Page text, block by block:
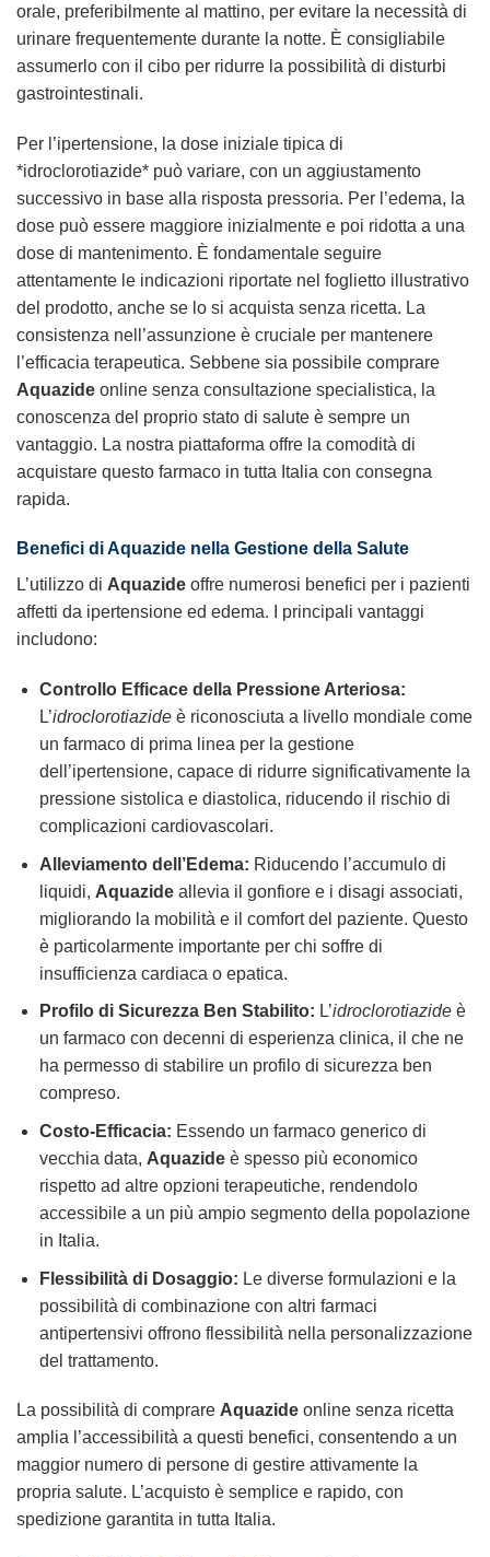
orale, preferibilmente al mattino, per evitare la necessità di
urinare frequentemente durante la notte. È consigliabile
assumerlo con il cibo per ridurre la possibilità di disturbi
gastrointestinali.
Per l’ipertensione, la dose iniziale tipica di
*idroclorotiazide* può variare, con un aggiustamento
successivo in base alla risposta pressoria. Per l’edema, la
dose può essere maggiore inizialmente e poi ridotta a una
dose di mantenimento. È fondamentale seguire
attentamente le indicazioni riportate nel foglietto illustrativo
del prodotto, anche se lo si acquista senza ricetta. La
consistenza nell’assunzione è cruciale per mantenere
l’efficacia terapeutica. Sebbene sia possibile comprare
Aquazide online senza consultazione specialistica, la
conoscenza del proprio stato di salute è sempre un
vantaggio. La nostra piattaforma offre la comodità di
acquistare questo farmaco in tutta Italia con consegna
rapida.
Benefici di Aquazide nella Gestione della Salute
L’utilizzo di Aquazide offre numerosi benefici per i pazienti
affetti da ipertensione ed edema. I principali vantaggi
includono:
Controllo Efficace della Pressione Arteriosa:
L’idroclorotiazideè riconosciuta a livello mondiale come
un farmaco di prima linea per la gestione
dell’ipertensione, capace di ridurre significativamente la
pressione sistolica e diastolica, riducendo il rischio di
complicazioni cardiovascolari.
Alleviamento dell’Edema: Riducendo l’accumulo di
liquidi, Aquazideallevia il gonfiore e i disagi associati,
migliorando la mobilità e il comfort del paziente. Questo
è particolarmente importante per chi soffre di
insufficienza cardiaca o epatica.
Profilo di Sicurezza Ben Stabilito: L’idroclorotiazideè
un farmaco con decenni di esperienza clinica, il che ne
ha permesso di stabilire un profilo di sicurezza ben
compreso.
Costo-Efficacia: Essendo un farmaco generico di
vecchia data, Aquazideè spesso più economico
rispetto ad altre opzioni terapeutiche, rendendolo
accessibile a un più ampio segmento della popolazione
in Italia.
Flessibilità di Dosaggio: Le diverse formulazioni e la
possibilità di combinazione con altri farmaci
antipertensivi offrono flessibilità nella personalizzazione
del trattamento.
La possibilità di comprare Aquazide online senza ricetta
amplia l’accessibilità a questi benefici, consentendo a un
maggior numero di persone di gestire attivamente la
propria salute. L’acquisto è semplice e rapido, con
spedizione garantita in tutta Italia.